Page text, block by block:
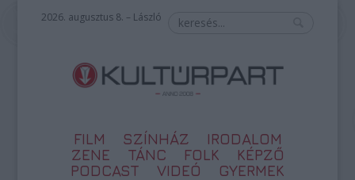
2026. augusztus 8. – László
FILM SZÍNHÁZ
IRODALOM
ZENE
TÁNC FOLK
KÉPZŐ
PODCAST
VIDEÓ GYERMEK